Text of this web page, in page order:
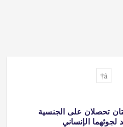
تحصلان على الجنسية
لجوئهما الإنساني